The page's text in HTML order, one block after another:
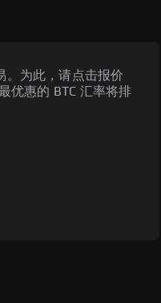
。为此，请点击报价
优惠的 BTC 汇率将排